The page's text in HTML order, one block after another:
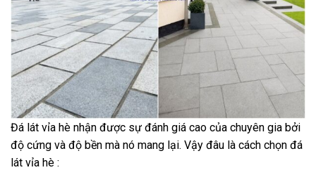
Đá lát vỉa hè nhận được sự đánh giá cao của chuyên gia bởi
độ cứng và độ bền mà nó mang lại. Vậy đâu là cách chọn đá
lát vỉa hè :